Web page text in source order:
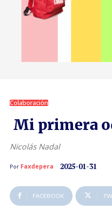
Colaboración
Mi primera
Nicolás Nadal
Por Faxdepera 2025-01-31
FACEBOOK